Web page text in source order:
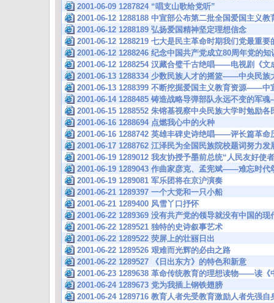
2001-06-09 1287824 “唱支山歌给党听”
2001-06-12 1288188 中宣部公布第二批全国爱国主义教
2001-06-12 1288189 弘扬爱国精神坚定理想信念
2001-06-12 1288219 七大是民主革命时期我们党最重要
2001-06-12 1288246 纪念中国共产党成立80周年党的
2001-06-12 1288254 汉藏合璧千古绝唱——电视剧《文
2001-06-13 1288334 少数民族人才的摇篮——中央民族
2001-06-13 1288399 不断挖掘爱国主义教育资源——中
2001-06-14 1288485 铸造战略导弹部队永远不变的军
2001-06-15 1288552 朱镕基视察中央民族大学时勉励
2001-06-16 1288694 点燃我心中的火种
2001-06-16 1288742 英雄丰碑史诗绝唱——评长篇革命
2001-06-17 1288762 江泽民为全国民族院校题词努力
2001-06-19 1289012 我友协授予墨前总统“人民友好使
2001-06-19 1289043 作曲家彦克、孟宪斌——难忘时代
2001-06-19 1289081 军乐团将在京沪演奏
2001-06-21 1289397 一个大党和一只小船
2001-06-21 1289400 风雪丫口抒怀
2001-06-22 1289369 没有共产党的领导就没有中国的
2001-06-22 1289521 独特的史诗叙事艺术
2001-06-22 1289522 荧屏上的壮丽日出
2001-06-22 1289526 艰难而光辉的必由之路
2001-06-22 1289527 《日出东方》的特色和新意
2001-06-23 1289638 革命传统教育的理想读物——读《
2001-06-24 1289673 党为我插上钢铁翅膀
2001-06-24 1289716 教育人者先受教育激励人者先强